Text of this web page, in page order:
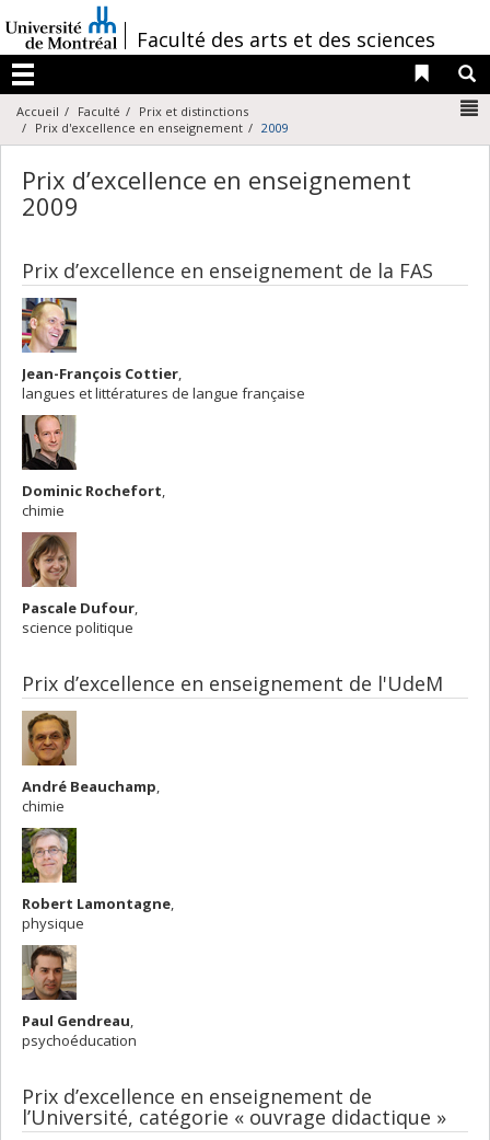
au
contenu
/Faculté des arts et des sciences
Menu
Liens
Accueil Faculté
Prix et distinctions
Prix d'excellence en enseignement
2009
Prix d’excellence en enseignement
2009
Prix d’excellence en enseignement de la FAS
Jean-François Cottier,
langues et littératures de langue française
Dominic Rochefort,
chimie
Pascale Dufour,
science politique
Prix d’excellence en enseignement de l'UdeM
André Beauchamp,
chimie
Robert Lamontagne,
physique
Paul Gendreau,
psychoéducation
Prix d’excellence en enseignement de
l’Université, catégorie « ouvrage didactique »